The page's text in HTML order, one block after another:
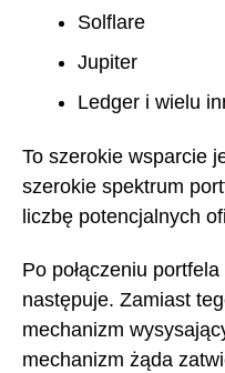
Solflare
Jupiter
Ledger i wielu
To szerokie wsparcie
szerokie spektrum
liczbę potencjalnych
Po połączeniu
następuje. Zamiast
mechanizm
mechanizm żąda